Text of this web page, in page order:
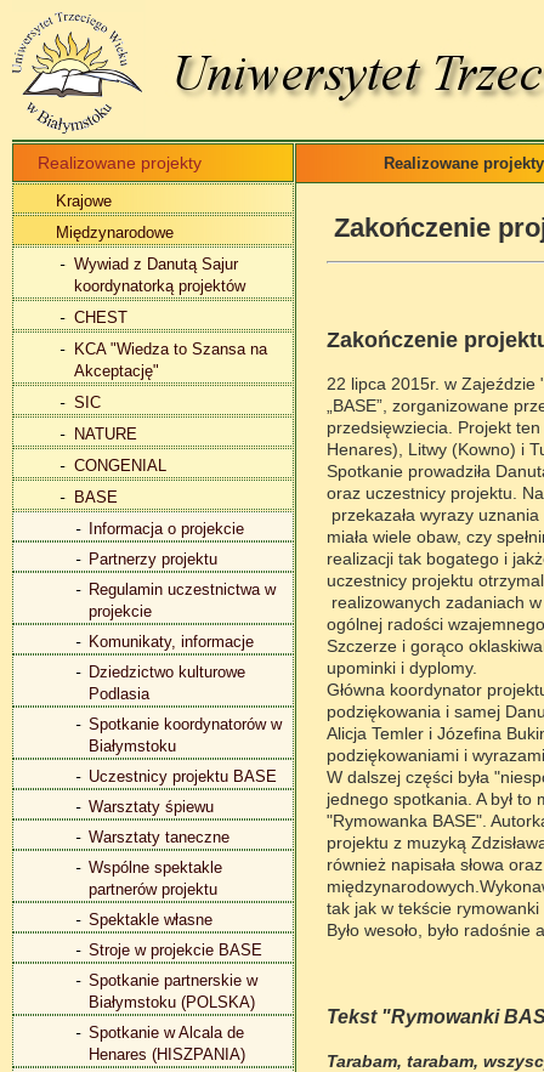
Realizowane projekty
Krajowe
Międzynarodowe
Wywiad z Danutą Sajur
koordynatorką projektów
CHEST
KCA "Wiedza to Szansa na
Akceptację"
SIC
NATURE
CONGENIAL
BASE
Informacja o projekcie
Partnerzy projektu
Regulamin uczestnictwa w
projekcie
Komunikaty, informacje
Dziedzictwo kulturowe
Podlasia
Spotkanie koordynatorów w
Białymstoku
Uczestnicy projektu BASE
Warsztaty śpiewu
Warsztaty taneczne
Wspólne spektakle
partnerów projektu
Spektakle własne
Stroje w projekcie BASE
Spotkanie partnerskie w
Białymstoku (POLSKA)
Spotkanie w Alcala de
Henares (HISZPANIA)
Realizowane projekty
Zakończenie
Zakończenie
22 lipca 2015r. w Zajeździe
„BASE”, zorganizowane
przedsięwziecia. Projekt
Henares), Litwy (Kowno) i
Spotkanie prowadziła
oraz uczestnicy projektu.
przekazała wyrazy
miała wiele obaw, czy
realizacji tak bogatego i
uczestnicy projektu
realizowanych zadaniach
ogólnej radości
Szczerze i gorąco
upominki i dyplomy.
Główna koordynator
podziękowania i samej
Alicja Temler i Józefina
podziękowaniami i
W dalszej części była
jednego spotkania. A był
"Rymowanka BASE".
projektu z muzyką
również napisała słowa
międzynarodowych.
tak jak w tekście rymowanki
Było wesoło, było
Tekst "Rymowanki
Tarabam, tarabam,